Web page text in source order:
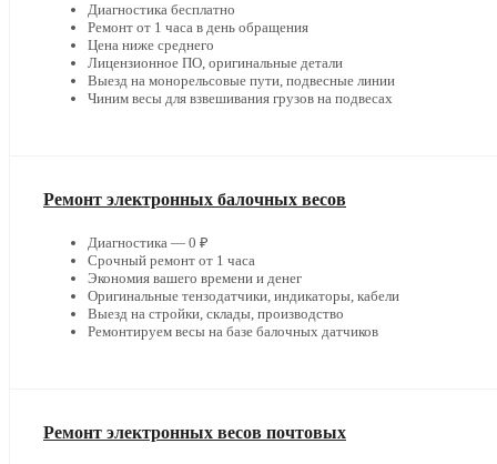
Диагностика бесплатно
Ремонт от 1 часа в день обращения
Цена ниже среднего
Лицензионное ПО, оригинальные детали
Выезд на монорельсовые пути, подвесные линии
Чиним весы для взвешивания грузов на подвесах
Ремонт электронных балочных весов
Диагностика — 0 ₽
Срочный ремонт от 1 часа
Экономия вашего времени и денег
Оригинальные тензодатчики, индикаторы, кабели
Выезд на стройки, склады, производство
Ремонтируем весы на базе балочных датчиков
Ремонт электронных весов почтовых